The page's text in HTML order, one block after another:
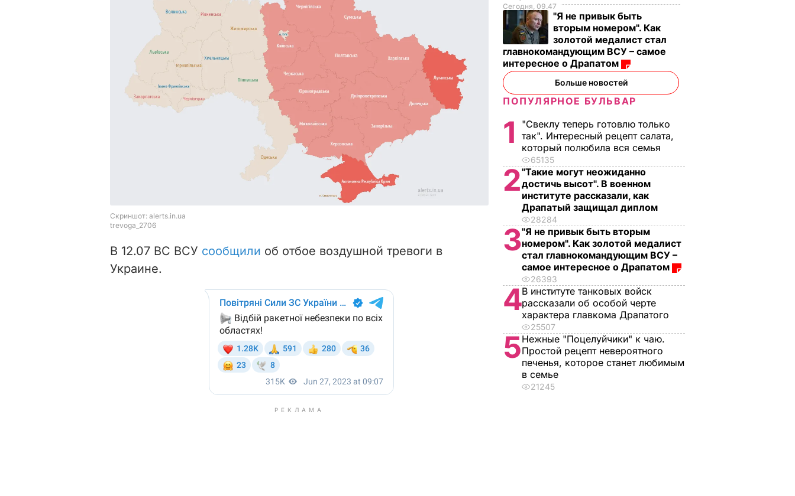
В 12.07 ВС ВСУ сообщили об отбое воздушной тревоги в
Украине.
РЕКЛАМА
Сегодня, 09.47
"Я не привык быть
вторым номером". Как
золотой медалист стал
главнокомандующим ВСУ – самое
интересное о Драпатом
Больше новостей
ПОПУЛЯРНОЕ БУЛЬВАР
1
"Свеклу теперь готовлю только
так". Интересный рецепт салата,
который полюбила вся семья
65135
2"Такие могут неожиданно
достичь высот". В военном
институте рассказали, как
Драпатый защищал диплом
28284
3"Я не привык быть вторым
номером". Как золотой медалист
стал главнокомандующим ВСУ –
самое интересное о Драпатом
26393
4В институте танковых войск
рассказали об особой черте
характера главкома Драпатого
25507
5Нежные "Поцелуйчики" к чаю.
Простой рецепт невероятного
печенья, которое станет любимым
в семье
21245